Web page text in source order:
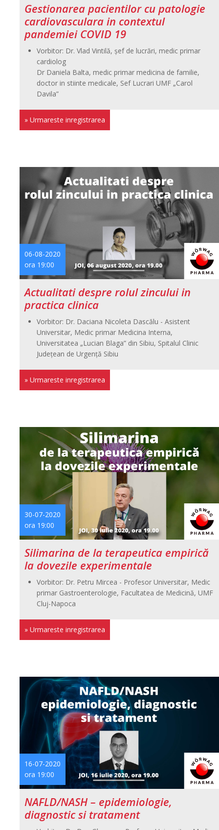
Gestionarea pacientilor cu patologie
cardiovasculara in contextul
pandemiei COVID 19
Vorbitor: Dr. Vlad Vintilă, șef de lucrări, medic primar
cardiolog
Dr Daniela Balta, medic primar medicina de familie,
doctor in stiinte medicale, Sef Lucrari UMF „Carol
Davila”
» Urmareste inregistrarea
06-08-2020
ora 19:00
Actualitati despre rolul zincului in
practica clinica
Vorbitor: Dr. Daciana Nicoleta Dascălu - Asistent
Universitar, Medic primar Medicina Interna,
Universitatea „Lucian Blaga” din Sibiu, Spitalul Clinic
Județean de Urgență Sibiu
» Urmareste inregistrarea
30-07-2020
ora 19:00
Silimarina de la terapeutica empirică
la dovezile experimentale
Vorbitor: Dr. Petru Mircea - Profesor Universitar, Medic
primar Gastroenterologie, Facultatea de Medicină, UMF
Cluj-Napoca
» Urmareste inregistrarea
16-07-2020
ora 19:00
NAFLD/NASH – epidemiologie,
diagnostic si tratament